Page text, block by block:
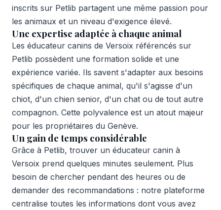
inscrits sur Petlib partagent une même passion pour
les animaux et un niveau d'exigence élevé.
Une expertise adaptée à chaque animal
Les éducateur canins de Versoix référencés sur
Petlib possèdent une formation solide et une
expérience variée. Ils savent s'adapter aux besoins
spécifiques de chaque animal, qu'il s'agisse d'un
chiot, d'un chien senior, d'un chat ou de tout autre
compagnon. Cette polyvalence est un atout majeur
pour les propriétaires du Genève.
Un gain de temps considérable
Grâce à Petlib, trouver un éducateur canin à
Versoix prend quelques minutes seulement. Plus
besoin de chercher pendant des heures ou de
demander des recommandations : notre plateforme
centralise toutes les informations dont vous avez